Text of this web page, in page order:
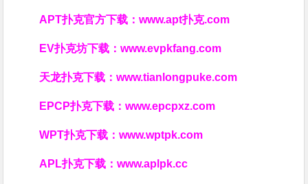
APT扑克官方下载：www.apt扑克.com
EV扑克坊下载：www.evpkfang.com
天龙扑克下载：www.tianlongpuke.com
EPCP扑克下载：www.epcpxz.com
WPT扑克下载：www.wptpk.com
APL扑克下载：www.aplpk.cc